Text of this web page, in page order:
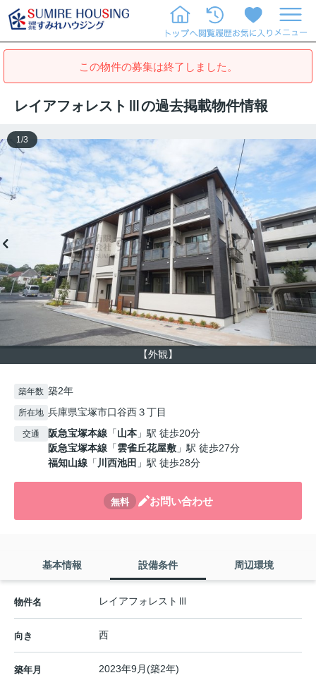
この物件の募集は終了しました。
レイアフォレストⅢの過去掲載物件情報
【外観】
1 /3
築年数 築2年
所在地 兵庫県宝塚市口谷西３丁目
交通 阪急宝塚本線 「山本 」駅 徒歩20分
阪急宝塚本線 「雲雀丘花屋敷 」駅 徒歩27分
福知山線 「 川西池田 」駅 徒歩28分
無料 お問い合わせ
基本情報 設備条件 周辺環境
物件名 レイアフォレストⅢ
向き 西
築年月 2023年9月(築2年)